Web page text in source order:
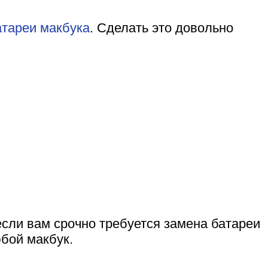
макбука. Сделать это довольно
вам срочно требуется замена батареи
макбук.